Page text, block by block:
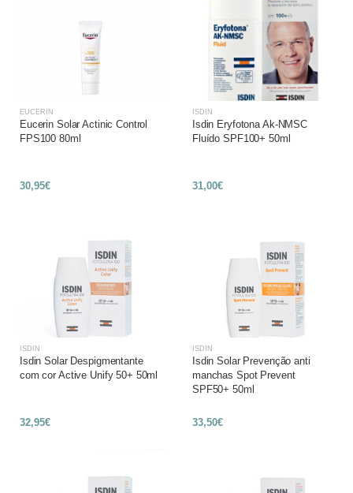
EUCERIN
Eucerin Solar Actinic Control
FPS100 80ml
30,95€
ISDIN
Isdin Eryfotona Ak-NMSC
Fluído SPF100+ 50ml
31,00€
ISDIN
Isdin Solar Despigmentante
com cor Active Unify 50+ 50ml
32,95€
ISDIN
Isdin Solar Prevenção anti
manchas Spot Prevent
SPF50+ 50ml
33,50€